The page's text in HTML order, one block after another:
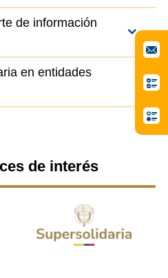
de información
en entidades
de interés